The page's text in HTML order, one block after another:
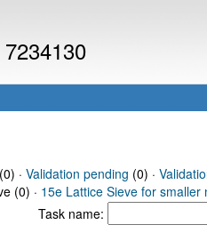
· Validation pending (0) ·
(0) · 15e Lattice Sieve for smaller
Task name: